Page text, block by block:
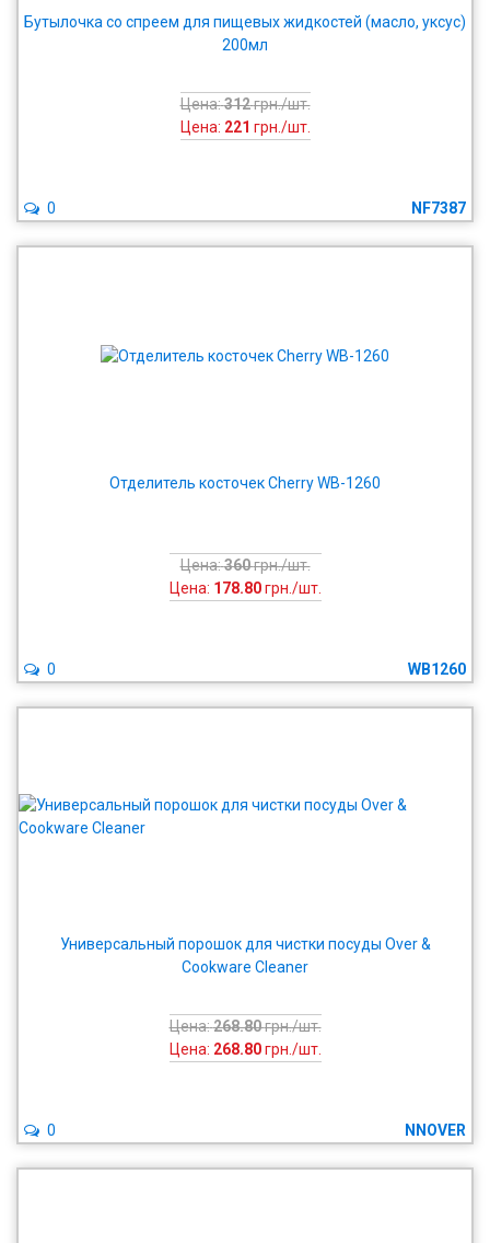
Бутылочка со спреем для пищевых жидкостей (масло, уксус)
200мл
Цена:312грн./шт.
Цена: 221 грн./шт.
NF7387
0
Отделитель косточек Cherry WB-1260
Цена:360грн./шт.
Цена: 178.80 грн./шт.
WB1260
0
Универсальный порошок для чистки посуды Over &
Cookware Cleaner
Цена:268.80грн./шт.
Цена: 268.80 грн./шт.
NNOVER
0